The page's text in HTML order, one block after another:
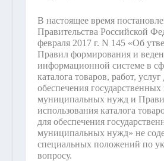
В настоящее время
Правительства Российской
февраля 2017 г. N 145 «Об
Правил формирования и
информационной системе в
каталога товаров, работ, услуг
обеспечения государственных
муниципальных нужд и
использования каталога
для обеспечения
муниципальных нужд» не
специальных положений по
вопросу.